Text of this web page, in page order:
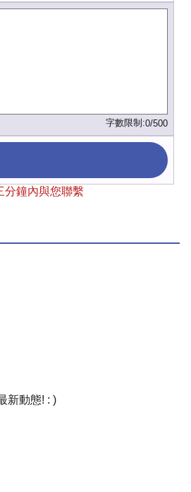
字數限制:0/500
分鐘內與您聯繫
新動態! : )